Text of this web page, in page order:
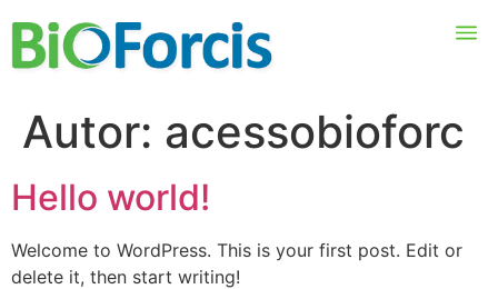
Autor: acessobioforc
Hello world!
Welcome to WordPress. This is your first post. Edit or
delete it, then start writing!